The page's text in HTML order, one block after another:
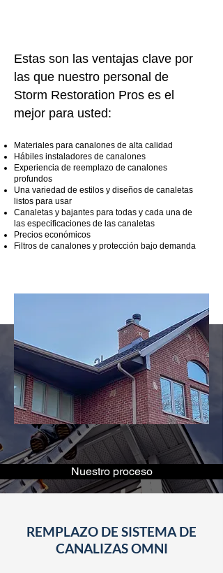
Estas son las ventajas clave por
las que nuestro personal de
Storm Restoration Pros es el
mejor para usted:
Materiales para canalones de alta calidad
Hábiles instaladores de canalones
Experiencia de reemplazo de canalones
profundos
Una variedad de estilos y diseños de canaletas
listos para usar
Canaletas y bajantes para todas y cada una de
las especificaciones de las canaletas
Precios económicos
Filtros de canalones y protección bajo demanda
Nuestro proceso
REMPLAZO DE SISTEMA DE
CANALIZAS OMNI